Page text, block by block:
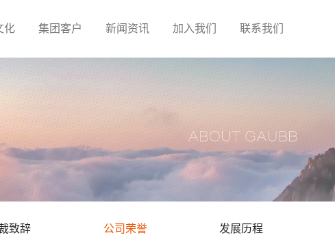
化 集团客户 新闻资讯 加入我们 联系我们
致辞 公司荣誉 发展历程